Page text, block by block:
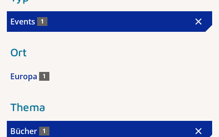
Events 1
Ort
Europa 1
Thema
Bücher 1